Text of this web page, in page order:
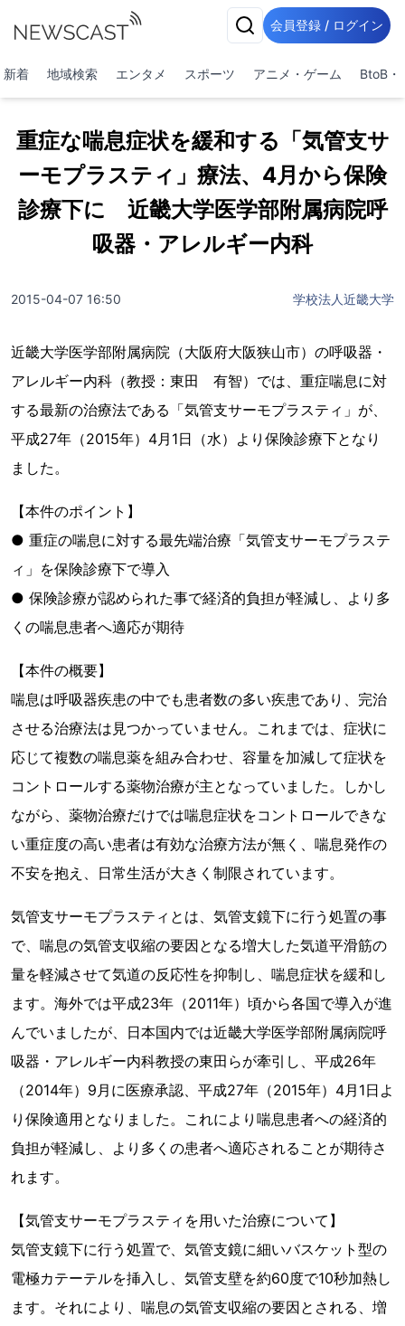
会員登録 / ログイン
新着 地域検索 エンタメ スポーツ アニメ・ゲーム BtoB・
重症な喘息症状を緩和する「気管支サ
ーモプラスティ」療法、4月から保険
診療下に 近畿大学医学部附属病院呼
吸器・アレルギー内科
2015-04-07 16:50 学校法人近畿大学
近畿大学医学部附属病院（大阪府大阪狭山市）の呼吸器・
アレルギー内科（教授：東田 有智）では、重症喘息に対
する最新の治療法である「気管支サーモプラスティ」が、
平成27年（2015年）4月1日（水）より保険診療下となり
ました。
【本件のポイント】
● 重症の喘息に対する最先端治療「気管支サーモプラステ
ィ」を保険診療下で導入
● 保険診療が認められた事で経済的負担が軽減し、より多
くの喘息患者へ適応が期待
【本件の概要】
喘息は呼吸器疾患の中でも患者数の多い疾患であり、完治
させる治療法は見つかっていません。これまでは、症状に
応じて複数の喘息薬を組み合わせ、容量を加減して症状を
コントロールする薬物治療が主となっていました。しかし
ながら、薬物治療だけでは喘息症状をコントロールできな
い重症度の高い患者は有効な治療方法が無く、喘息発作の
不安を抱え、日常生活が大きく制限されています。
気管支サーモプラスティとは、気管支鏡下に行う処置の事
で、喘息の気管支収縮の要因となる増大した気道平滑筋の
量を軽減させて気道の反応性を抑制し、喘息症状を緩和し
ます。海外では平成23年（2011年）頃から各国で導入が進
んでいましたが、日本国内では近畿大学医学部附属病院呼
吸器・アレルギー内科教授の東田らが牽引し、平成26年
（2014年）9月に医療承認、平成27年（2015年）4月1日よ
り保険適用となりました。これにより喘息患者への経済的
負担が軽減し、より多くの患者へ適応されることが期待さ
れます。
【気管支サーモプラスティを用いた治療について】
気管支鏡下に行う処置で、気管支鏡に細いバスケット型の
電極カテーテルを挿入し、気管支壁を約60度で10秒加熱し
ます。それにより、喘息の気管支収縮の要因とされる、増